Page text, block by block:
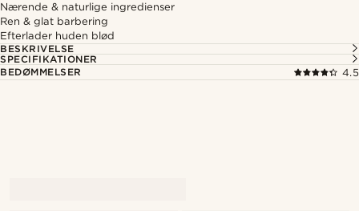
Nærende & naturlige ingredienser
Ren & glat barbering
Efterlader huden blød
BESKRIVELSE
SPECIFIKATIONER
BEDØMMELSER
4.5